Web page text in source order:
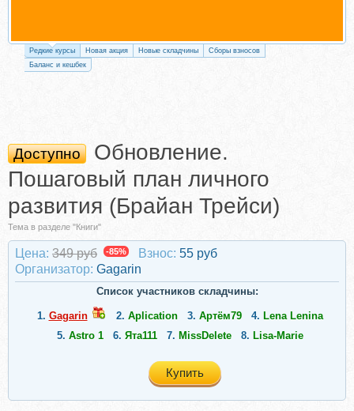
Редкие курсы Новая акция Новые складчины
Сборы взносов
Баланс и кешбек
Доступно
Обновление.
Пошаговый план личного
развития (Брайан Трейси)
Тема в разделе "Книги"
Цена: 349 руб -85% Взнос: 55 руб
Организатор: Gagarin
Список участников складчины:
1. Gagarin 2. Aplication 3. Артём79 4. Lena Lenina
5. Astro 1 6. Ята111 7. MissDelete 8. Lisa-Marie
Купить